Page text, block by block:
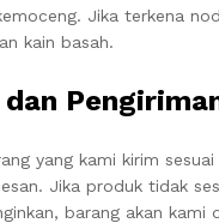
Jika terkena
kain basah.
yang kami kirim
Jika produk tidak
barang akan kami